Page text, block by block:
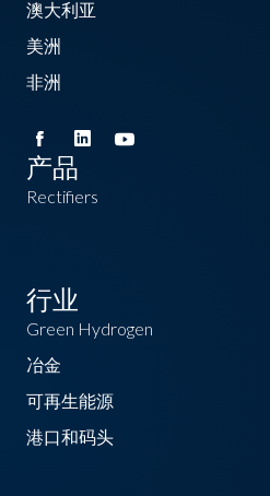
澳大利亚
美洲
非洲
产品
Rectifiers
行业
Green Hydrogen
冶金
可再生能源
港口和码头